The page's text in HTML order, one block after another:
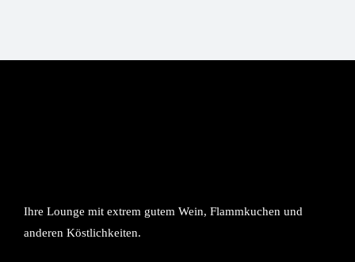
Ihre Lounge mit extrem gutem Wein, Flammkuchen und
anderen Köstlichkeiten.